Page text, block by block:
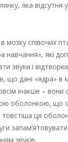
яка відсутня
мозку співочих
навчання», які
звуки і
що дані «ядра» в
інакше – вони
оболонкою, що
товстіша ця
звуків.